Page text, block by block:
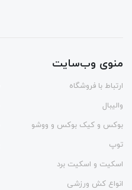
منوی وب‌سایت
ارتباط با فروشگاه
والیبال
بوکس و کیک بوکس و ووشو
توپ
اسکیت و اسکیت برد
انواع کش ورزشی